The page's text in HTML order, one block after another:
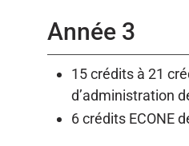
Année 3
15 crédits à 21
d’administration
6 crédits ECONE